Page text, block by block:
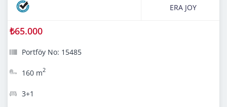
ERA JOY
₺65.000
Portföy No: 15485
160 m2
3+1